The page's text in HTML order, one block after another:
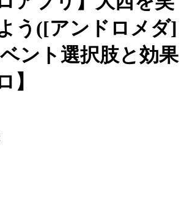
う([アンドロメダ]
ント選択肢と効果
】